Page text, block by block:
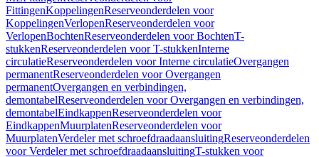
FittingenKoppelingenReserveonderdelen voor
KoppelingenVerlopenReserveonderdelen voor
VerlopenBochtenReserveonderdelen voor BochtenT-
stukkenReserveonderdelen voor T-stukkenInterne
circulatieReserveonderdelen voor Interne circulatieOvergangen
permanentReserveonderdelen voor Overgangen
permanentOvergangen en verbindingen,
demontabelReserveonderdelen voor Overgangen en verbindingen,
demontabelEindkappenReserveonderdelen voor
EindkappenMuurplatenReserveonderdelen voor
MuurplatenVerdeler met schroefdraadaansluitingReserveonderdelen
voor Verdeler met schroefdraadaansluitingT-stukken voor